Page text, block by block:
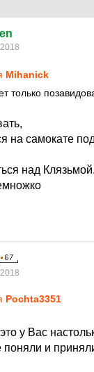
Mihanick
только
на самокате
над
Pochta3351
у Вас
и